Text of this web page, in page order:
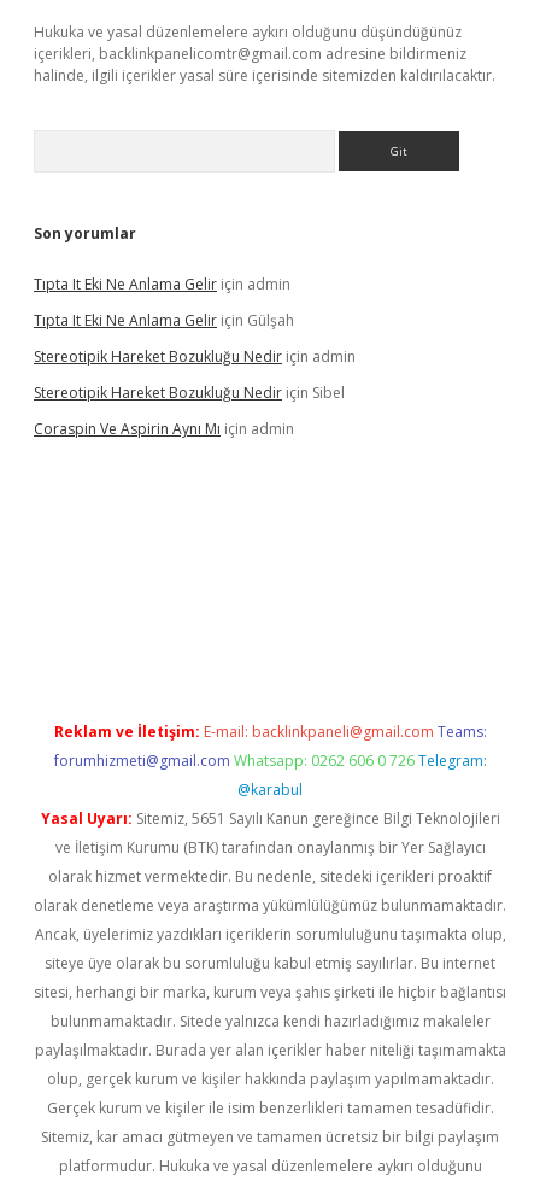
Hukuka ve yasal düzenlemelere aykırı olduğunu düşündüğünüz
içerikleri, backlinkpanelicomtr@gmail.com adresine bildirmeniz
halinde, ilgili içerikler yasal süre içerisinde sitemizden kaldırılacaktır.
Son yorumlar
Tıpta It Eki Ne Anlama Gelir için admin
Tıpta It Eki Ne Anlama Gelir için Gülşah
Stereotipik Hareket Bozukluğu Nedir için admin
Stereotipik Hareket Bozukluğu Nedir için Sibel
Coraspin Ve Aspirin Aynı Mı için admin
Reklam ve İletişim: E-mail: backlinkpaneli@gmail.com Teams:
forumhizmeti@gmail.com Whatsapp: 0262 606 0 726 Telegram:
@karabul
Yasal Uyarı: Sitemiz, 5651 Sayılı Kanun gereğince Bilgi Teknolojileri
ve İletişim Kurumu (BTK) tarafından onaylanmış bir Yer Sağlayıcı
olarak hizmet vermektedir. Bu nedenle, sitedeki içerikleri proaktif
olarak denetleme veya araştırma yükümlülüğümüz bulunmamaktadır.
Ancak, üyelerimiz yazdıkları içeriklerin sorumluluğunu taşımakta olup,
siteye üye olarak bu sorumluluğu kabul etmiş sayılırlar. Bu internet
sitesi, herhangi bir marka, kurum veya şahıs şirketi ile hiçbir bağlantısı
bulunmamaktadır. Sitede yalnızca kendi hazırladığımız makaleler
paylaşılmaktadır. Burada yer alan içerikler haber niteliği taşımamakta
olup, gerçek kurum ve kişiler hakkında paylaşım yapılmamaktadır.
Gerçek kurum ve kişiler ile isim benzerlikleri tamamen tesadüfidir.
Sitemiz, kar amacı gütmeyen ve tamamen ücretsiz bir bilgi paylaşım
platformudur. Hukuka ve yasal düzenlemelere aykırı olduğunu